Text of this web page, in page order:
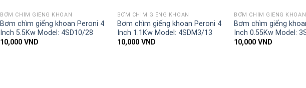
BƠM CHÌM GIẾNG KHOAN
Bơm chìm giếng khoan Peroni 4
Inch 5.5Kw Model: 4SD10/28
10,000VND
BƠM CHÌM GIẾNG KHOAN
Bơm chìm giếng khoan Peroni 4
Inch 1.1Kw Model: 4SDM3/13
10,000 VND
BƠM CHÌM GIẾNG KHOAN
Bơm chìm giếng
Inch 0.55Kw Model:
10,000VND